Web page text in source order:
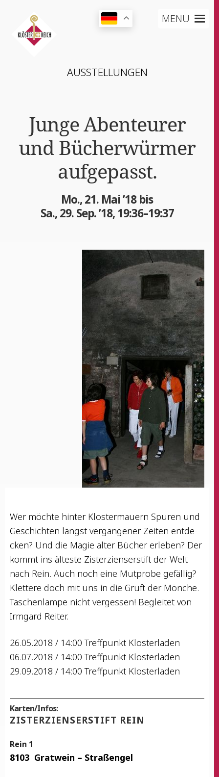
MENU
AUS­STEL­LUN­GEN
Jun­ge Aben­teu­rer
und Bücher­wür­mer
aufgepasst.
Mo., 21. Mai ’18 bis
Sa., 29. Sep. ’18, 19:36–19:37
Wer möch­te hin­ter Klos­ter­mau­ern Spu­ren und
Geschich­ten längst ver­gan­ge­ner Zei­ten ent­de­
cken? Und die Magie alter Bücher erle­ben? Der
kommt ins ältes­te Zis­ter­zi­en­ser­stift der Welt
nach Rein. Auch noch eine Mut­pro­be gefäl­lig?
Klet­te­re doch mit uns in die Gruft der Mön­che.
Taschen­lam­pe nicht ver­ges­sen! Beglei­tet von
Irm­gard Reiter.
26.05.2018 / 14:00 Treff­punkt Klosterladen
06.07.2018 / 14:00 Treff­punkt Klosterladen
29.09.2018 / 14:00 Treff­punkt Klosterladen
Karten/Infos:
ZIS­TER­ZI­EN­SER­STIFT REIN
Rein 1
8103 Grat­wein – Straßengel